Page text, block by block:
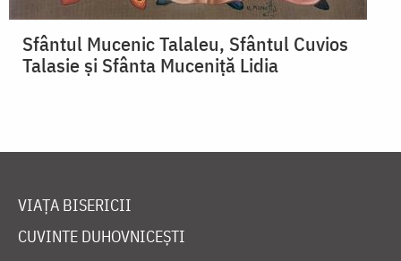
Sfântul Mucenic Talaleu, Sfântul Cuvios
Talasie și Sfânta Muceniță Lidia
VIAȚA BISERICII
CUVINTE DUHOVNICEȘTI